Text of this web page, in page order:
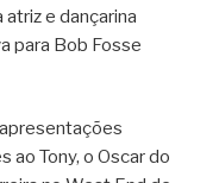
e dançarina
para Bob Fosse
ao Tony, o Oscar do